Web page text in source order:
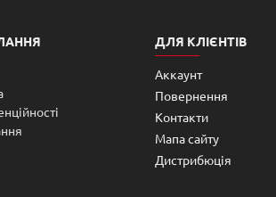
ДЛЯ КЛІЄНТІВ
Аккаунт
Повернення
Контакти
Мапа сайту
Дистрибюція